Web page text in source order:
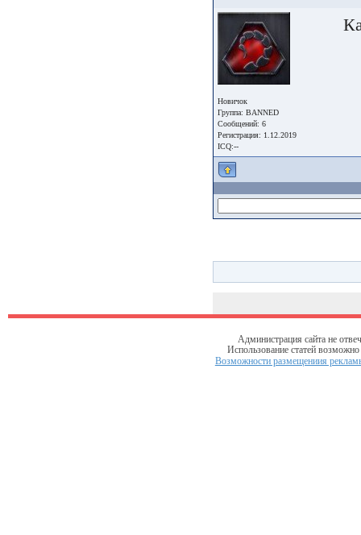
Новичок
Группа: BANNED
Сообщений: 6
Регистрация: 1.12.2019
ICQ:--
Администрация сайта не
Использование статей
Возможности размещениия